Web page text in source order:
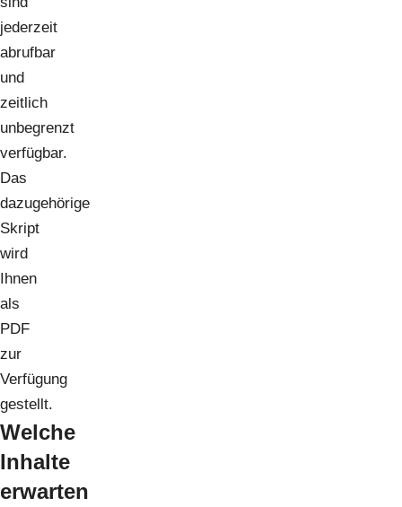
jederzeit
abrufbar
und
zeitlich
unbegrenzt
verfügbar.
Das
dazugehörige
Skript
wird
Ihnen
als
PDF
zur
Verfügung
gestellt.
Welche
Inhalte
erwarten